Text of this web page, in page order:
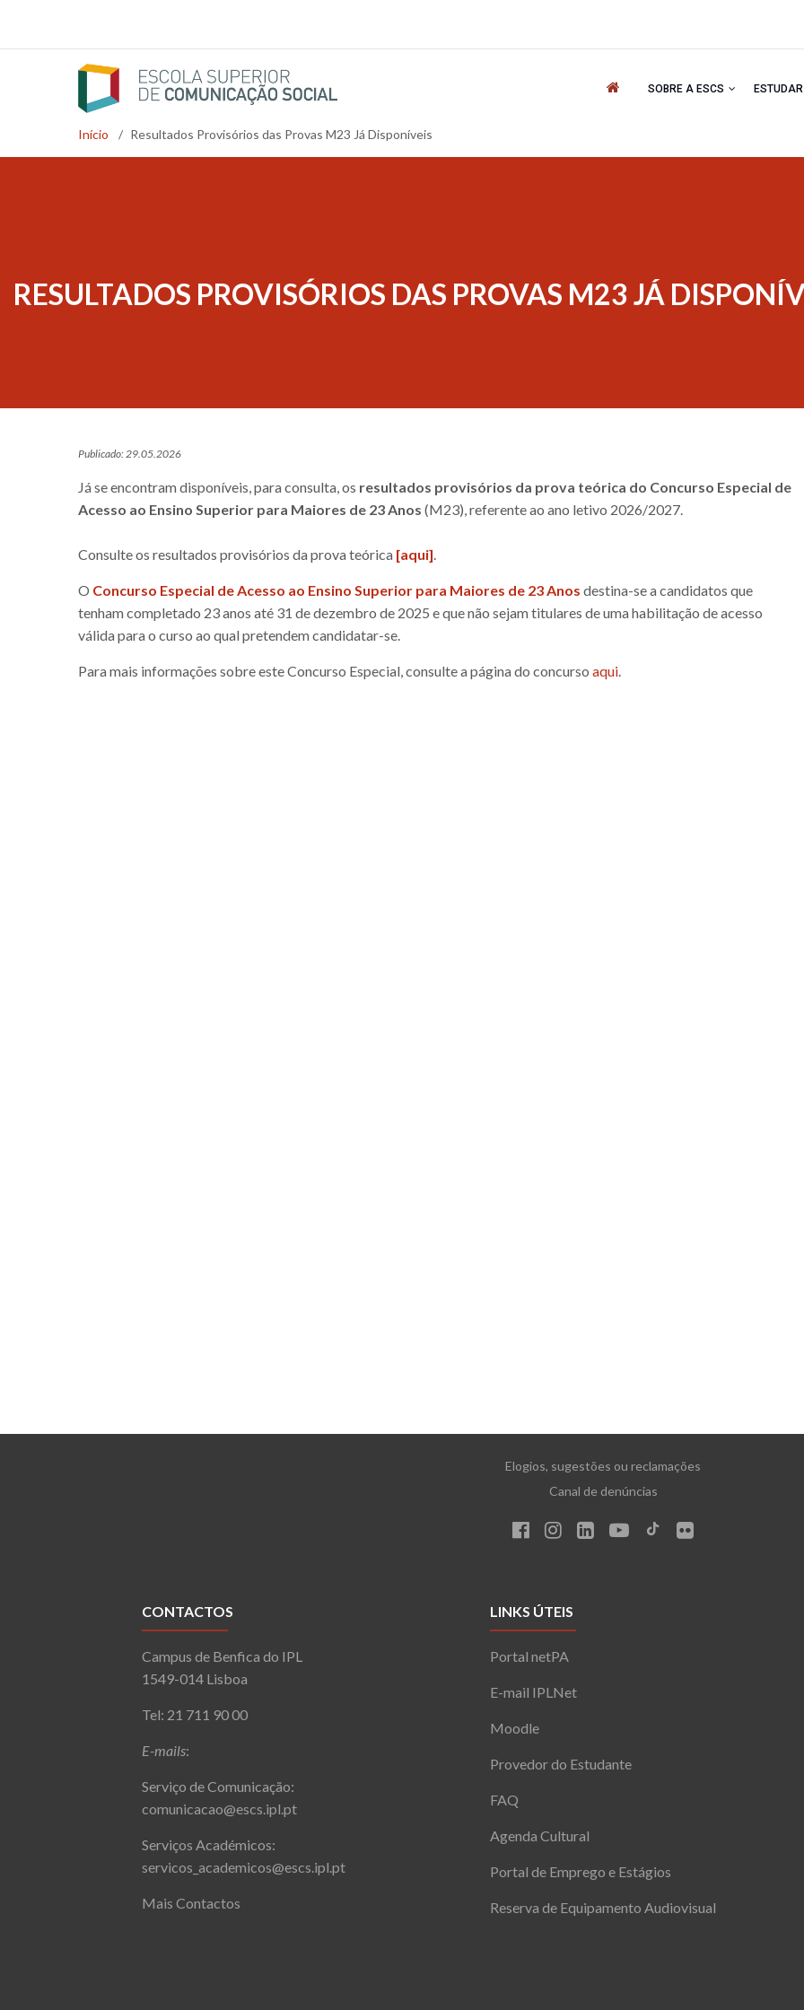
o
SOBRE A ESCS ESTUDAR
Navegação
Início / Resultados Provisórios das Provas M23 Já Disponíveis
RESULTADOS PROVISÓRIOS DAS PROVAS M23 JÁ
Publicado: 29.05.2026
Já se encontram disponíveis, para consulta, os resultados provisórios da prova teórica do Concurso Especial de
Acesso ao Ensino Superior para Maiores de 23 Anos (M23), referente ao ano letivo 2026/2027.
Consulte os resultados provisórios da prova teórica [aqui].
O Concurso Especial de Acesso ao Ensino Superior para Maiores de 23 Anos destina-se a candidatos que
tenham completado 23 anos até 31 de dezembro de 2025 e que não sejam titulares de uma habilitação de acesso
válida para o curso ao qual pretendem candidatar-se.
Para mais informações sobre este Concurso Especial, consulte a página do concurso aqui.
Elogios, sugestões ou reclamações
Canal de denúncias
CONTACTOS
Campus de Benfica do IPL
1549-014 Lisboa
Tel: 21 711 90 00
E-mails:
Serviço de Comunicação:
comunicacao@escs.ipl.pt
Serviços Académicos:
servicos_academicos@escs.ipl.pt
Mais Contactos
LINKS ÚTEIS
Portal netPA
E-mail IPLNet
Moodle
Provedor do Estudante
FAQ
Agenda Cultural
Portal de Emprego e Estágios
Reserva de Equipamento Audiovisual